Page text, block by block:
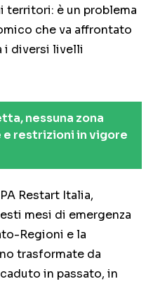
territori: è un problema
che va affrontato
i diversi livelli
nessuna zona
e restrizioni in vigore
Restart Italia,
mesi di emergenza
Regioni e la
trasformate da
in passato, in